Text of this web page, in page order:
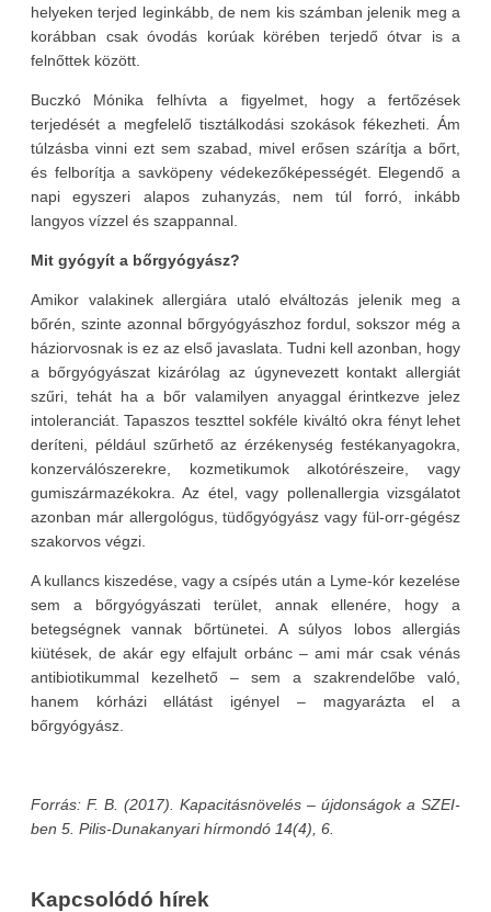
helyeken terjed leginkább, de nem kis számban jelenik meg a
korábban csak óvodás korúak körében terjedő ótvar is a
felnőttek között.
Buczkó Mónika felhívta a figyelmet, hogy a fertőzések
terjedését a megfelelő tisztálkodási szokások fékezheti. Ám
túlzásba vinni ezt sem szabad, mivel erősen szárítja a bőrt,
és felborítja a savköpeny védekezőképességét. Elegendő a
napi egyszeri alapos zuhanyzás, nem túl forró, inkább
langyos vízzel és szappannal.
Mit gyógyít a bőrgyógyász?
Amikor valakinek allergiára utaló elváltozás jelenik meg a
bőrén, szinte azonnal bőrgyógyászhoz fordul, sokszor még a
háziorvosnak is ez az első javaslata. Tudni kell azonban, hogy
a bőrgyógyászat kizárólag az úgynevezett kontakt allergiát
szűri, tehát ha a bőr valamilyen anyaggal érintkezve jelez
intoleranciát. Tapaszos teszttel sokféle kiváltó okra fényt lehet
deríteni, például szűrhető az érzékenység festékanyagokra,
konzerválószerekre, kozmetikumok alkotórészeire, vagy
gumiszármazékokra. Az étel, vagy pollenallergia vizsgálatot
azonban már allergológus, tüdőgyógyász vagy fül-orr-gégész
szakorvos végzi.
A kullancs kiszedése, vagy a csípés után a Lyme-kór kezelése
sem a bőrgyógyászati terület, annak ellenére, hogy a
betegségnek vannak bőrtünetei. A súlyos lobos allergiás
kiütések, de akár egy elfajult orbánc – ami már csak vénás
antibiotikummal kezelhető – sem a szakrendelőbe való,
hanem kórházi ellátást igényel – magyarázta el a
bőrgyógyász.
Forrás: F. B. (2017). Kapacitásnövelés – újdonságok a SZEI-
ben 5. Pilis-Dunakanyari hírmondó 14(4), 6.
Kapcsolódó hírek